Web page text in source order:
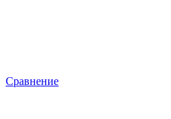
Сравнение